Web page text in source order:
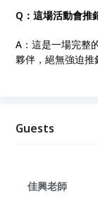
Q：這場活動會推
A：這是一場完整
夥伴，絕無強迫推
Guests
佳興老師